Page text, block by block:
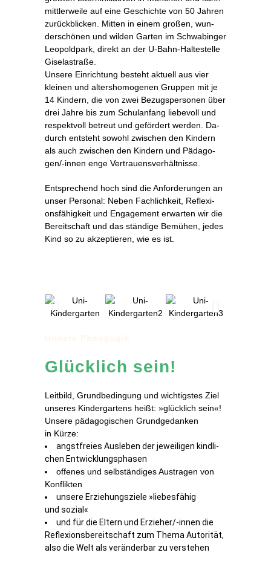
mitt­ler­wei­le auf ei­ne Ge­schich­te von 50 Jah­ren
zu­rück­bli­cken. Mit­ten in ei­nem gro­ßen, wun­
der­schö­nen und wil­den Gar­ten im Schwa­bin­ger
Leo­pold­park, di­rekt an der U‑­Bahn-Hal­te­stel­le
Giselastraße.
Un­se­re Ein­rich­tung be­steht ak­tu­ell aus vier
klei­nen und al­ters­ho­mo­ge­nen Grup­pen mit je
14 Kin­dern, die von zwei Be­zugs­per­so­nen über
drei Jah­re bis zum Schul­an­fang lie­be­voll und
re­spekt­voll be­treut und ge­för­dert wer­den. Da­
durch ent­steht so­wohl zwi­schen den Kin­dern
als auch zwi­schen den Kin­dern und Päd­ago­
gen/-in­nen en­ge Vertrauensverhältnisse.
Ent­spre­chend hoch sind die An­for­de­run­gen an
un­ser Per­so­nal: Ne­ben Fach­lich­keit, Re­fle­xi­
ons­fä­hig­keit und En­ga­ge­ment er­war­ten wir die
Be­reit­schaft und das stän­di­ge Be­mü­hen, je­des
Kind so zu ak­zep­tie­ren, wie es ist.
Un­se­re Pädagogik
Glück­lich sein!
Leit­bild, Grund­be­din­gung und wich­tigs­tes Ziel
un­se­res Kin­der­gar­tens heißt: »glück­lich sein«!
Un­se­re päd­ago­gi­schen Grund­ge­dan­ken
in Kürze:
angst­frei­es Aus­le­ben der je­wei­li­gen kind­li­
chen Entwicklungsphasen
of­fe­nes und selb­stän­di­ges Aus­tra­gen von
Konflikten
un­se­re Er­zie­hungs­zie­le »lie­bes­fä­hig
und sozial«
und für die El­tern und Er­zie­her/-in­nen die
Re­fle­xi­ons­be­reit­schaft zum The­ma Au­to­ri­tät,
al­so die Welt als ver­än­der­bar zu verstehen